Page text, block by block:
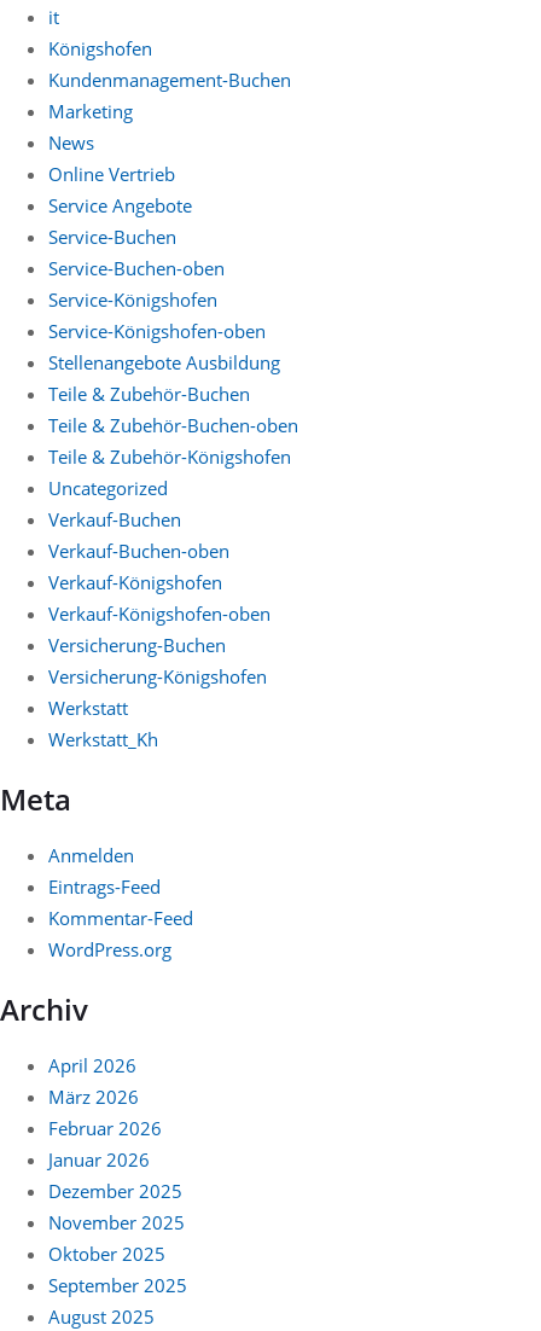
it
Königshofen
Kundenmanagement-Buchen
Marketing
News
Online Vertrieb
Service Angebote
Service-Buchen
Service-Buchen-oben
Service-Königshofen
Service-Königshofen-oben
Stellenangebote Ausbildung
Teile & Zubehör-Buchen
Teile & Zubehör-Buchen-oben
Teile & Zubehör-Königshofen
Uncategorized
Verkauf-Buchen
Verkauf-Buchen-oben
Verkauf-Königshofen
Verkauf-Königshofen-oben
Versicherung-Buchen
Versicherung-Königshofen
Werkstatt
Werkstatt_Kh
Meta
Anmelden
Eintrags-Feed
Kommentar-Feed
WordPress.org
Archiv
April 2026
März 2026
Februar 2026
Januar 2026
Dezember 2025
November 2025
Oktober 2025
September 2025
August 2025